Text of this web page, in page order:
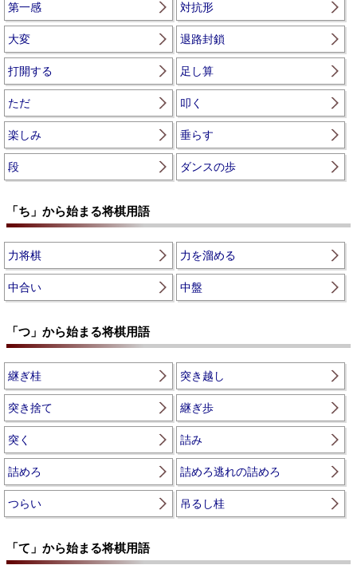
第一感 対抗形
大変 退路封鎖
打開する 足し算
ただ 叩く
楽しみ 垂らす
段 ダンスの歩
「ち」から始まる将棋用語
力将棋 力を溜める
中合い 中盤
「つ」から始まる将棋用語
継ぎ桂 突き越し
突き捨て 継ぎ歩
突く 詰み
詰めろ 詰めろ逃れの詰めろ
つらい 吊るし桂
「て」から始まる将棋用語